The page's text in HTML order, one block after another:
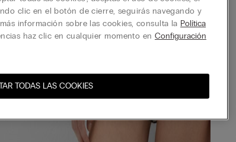
clic en el botón de cierre, seguirás navegando y
información sobre las cookies, consulta la Política
haz clic en cualquier momento en Configuración
TODAS LAS COOKIES